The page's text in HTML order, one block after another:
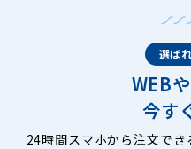
選ば
WEB
今す
24時間スマホから注文で